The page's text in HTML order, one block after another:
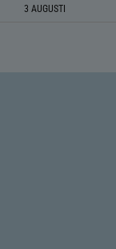
3 AUGUSTI